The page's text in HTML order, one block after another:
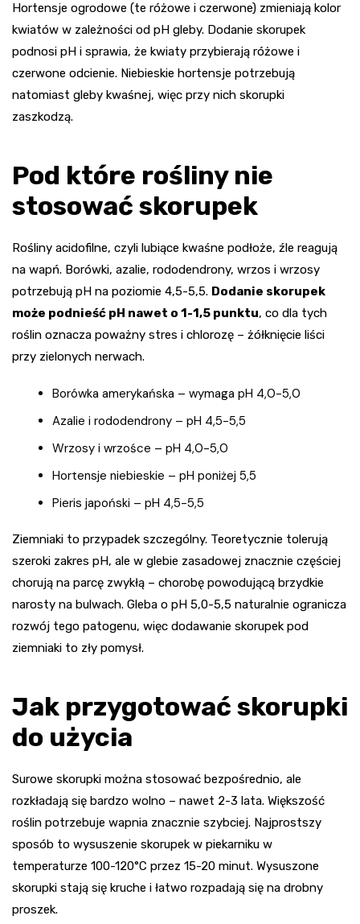
Hortensje ogrodowe (te różowe i czerwone) zmieniają kolor
kwiatów w zależności od pH gleby. Dodanie skorupek
podnosi pH i sprawia, że kwiaty przybierają różowe i
czerwone odcienie. Niebieskie hortensje potrzebują
natomiast gleby kwaśnej, więc przy nich skorupki
zaszkodzą.
Pod które rośliny nie
stosować skorupek
Rośliny acidofilne, czyli lubiące kwaśne podłoże, źle reagują
na wapń. Borówki, azalie, rododendrony, wrzos i wrzosy
potrzebują pH na poziomie 4,5-5,5. Dodanie skorupek
może podnieść pH nawet o 1-1,5 punktu, co dla tych
roślin oznacza poważny stres i chlorozę – żółknięcie liści
przy zielonych nerwach.
Borówka amerykańska – wymaga pH 4,0-5,0
Azalie i rododendrony – pH 4,5-5,5
Wrzosy i wrzośce – pH 4,0-5,0
Hortensje niebieskie – pH poniżej 5,5
Pieris japoński – pH 4,5-5,5
Ziemniaki to przypadek szczególny. Teoretycznie tolerują
szeroki zakres pH, ale w glebie zasadowej znacznie częściej
chorują na parcę zwykłą – chorobę powodującą brzydkie
narosty na bulwach. Gleba o pH 5,0-5,5 naturalnie ogranicza
rozwój tego patogenu, więc dodawanie skorupek pod
ziemniaki to zły pomysł.
Jak przygotować skorupki
do użycia
Surowe skorupki można stosować bezpośrednio, ale
rozkładają się bardzo wolno – nawet 2-3 lata. Większość
roślin potrzebuje wapnia znacznie szybciej. Najprostszy
sposób to wysuszenie skorupek w piekarniku w
temperaturze 100-120°C przez 15-20 minut. Wysuszone
skorupki stają się kruche i łatwo rozpadają się na drobny
proszek.